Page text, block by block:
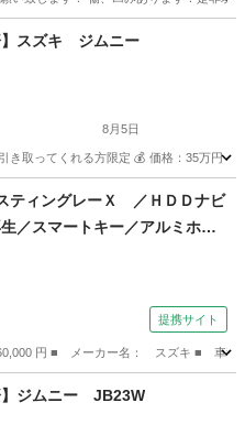
】スズキ ジムニー
8月5日
き取ってくれる方限定 💰 価格：35万円
ー 走行距離
ティングレーＸ ／ＨＤＤナビ
／スマートキー／アルミホイ
／盗難防止／電格ミラー／タ
検9.6）
提携サイト
円 ■ メーカー名： スズキ ■ 車種名
】ジムニー JB23W